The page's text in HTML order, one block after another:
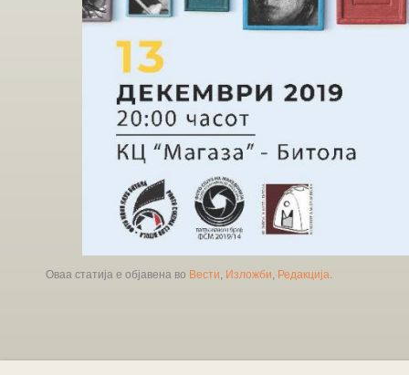
Оваа статија е објавена во Вести, Изложби, Редакција.